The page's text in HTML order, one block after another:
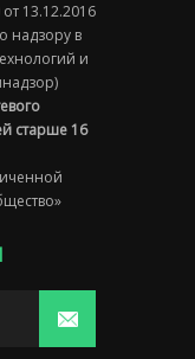
13.12.2016
надзору в
и
старше 16